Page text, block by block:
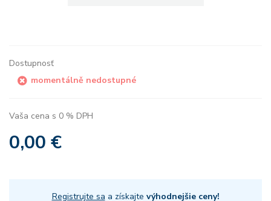
Dostupnosť
momentálně nedostupné
Vaša cena s 0 % DPH
0,00 €
Registrujte sa a získajte výhodnejšie ceny!